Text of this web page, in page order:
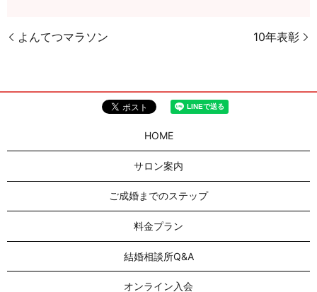
よんてつマラソン 10年表彰
HOME
サロン案内
ご成婚までのステップ
料金プラン
結婚相談所Q&A
オンライン入会